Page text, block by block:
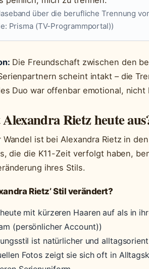
über die berufliche Trennung
Prisma (TV-Programmportal))
Die Freundschaft zwischen den
scheint intakt – die
Duo war offenbar emotional,
Rietz heute
Wandel ist bei Alexandra Rietz in
die die K11-Zeit verfolgt haben,
ihres Stils.
Rietz’ Stil verändert?
mit kürzeren Haaren auf als in
(persönlicher Account))
ist natürlicher und
Fotos zeigt sie sich oft in